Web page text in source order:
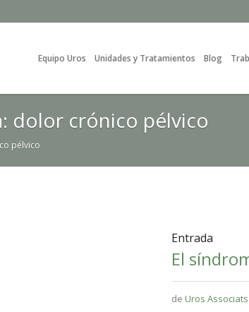
Equipo Uros Unidades y Tratamientos Blog
dolor crónico pélvico
pélvico
Entrada
El
de Uros Associats